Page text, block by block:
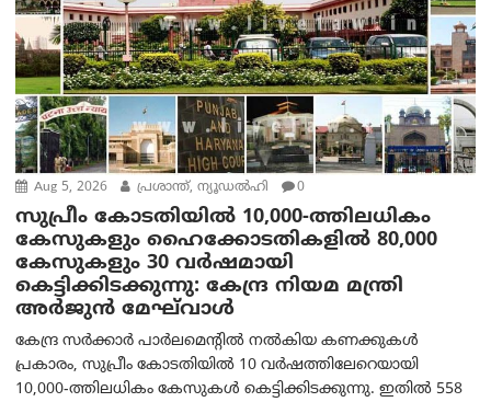
Aug 5, 2026 പ്രശാന്ത്, ന്യൂഡല്‍ഹി 0
സുപ്രീം കോടതിയിൽ 10,000-ത്തിലധികം
കേസുകളും ഹൈക്കോടതികളിൽ 80,000
കേസുകളും 30 വർഷമായി
കെട്ടിക്കിടക്കുന്നു: കേന്ദ്ര നിയമ മന്ത്രി
അര്‍ജുന്‍ മേഘ്‌വാള്‍
കേന്ദ്ര സർക്കാർ പാർലമെന്റിൽ നൽകിയ കണക്കുകൾ
പ്രകാരം, സുപ്രീം കോടതിയിൽ 10 വർഷത്തിലേറെയായി
10,000-ത്തിലധികം കേസുകൾ കെട്ടിക്കിടക്കുന്നു. ഇതിൽ 558